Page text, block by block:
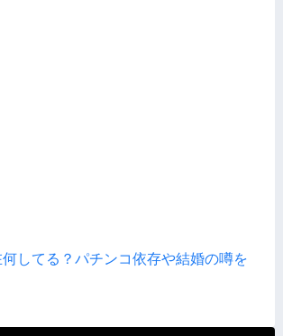
してる？パチンコ依存や結婚の噂を